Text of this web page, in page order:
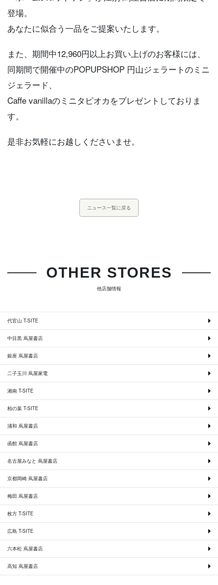
登場。
あなたに似合う一品をご提案いたします。
また、期間中12,960円以上お買い上げのお客様には、
同期間で開催中のPOPUPSHOP 円山ジェラートのミニ
ジェラード、
Caffe vanillaのミニタピオカをプレゼントしておりま
す。
是非お気軽にお越しくださいませ。
ニュース一覧に戻る
OTHER STORES
他店舗情報
代官山 T-SITE
中目黒 蔦屋書店
銀座 蔦屋書店
二子玉川 蔦屋家電
湘南 T-SITE
柏の葉 T-SITE
浦和 蔦屋書店
函館 蔦屋書店
名古屋みなと 蔦屋書店
京都岡崎 蔦屋書店
梅田 蔦屋書店
枚方 T-SITE
広島 T-SITE
六本松 蔦屋書店
高知 蔦屋書店